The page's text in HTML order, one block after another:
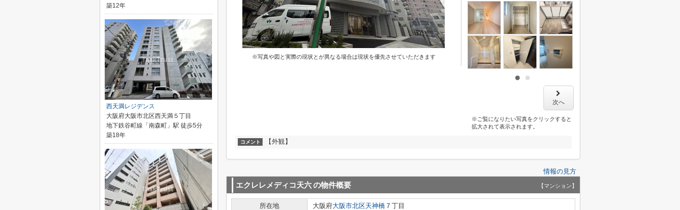
※写真や図と実際の現状とが異なる場合は現状を優先させていただきます
次へ
※ご覧になりたい写真をクリックすると
拡大されて表示されます。
コメント 【外観】
情報の見方
エクレレメディコ天六の物件概要 【マンション】
所在地 大阪府大阪市北区天神橋 ７丁目
築12年
西天満レジデンス
大阪府大阪市北区西天満５丁目
地下鉄谷町線「南森町」駅 徒歩5分
築18年